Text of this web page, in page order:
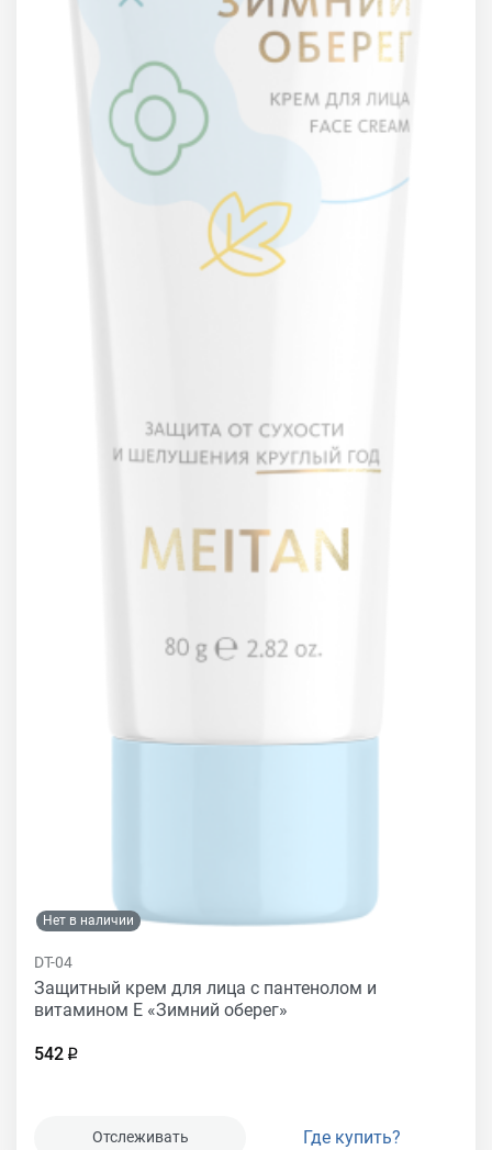
Нет в наличии
DT-04
Защитный крем для лица с пантенолом и
витамином Е «Зимний оберег»
542
Отслеживать Где купить?